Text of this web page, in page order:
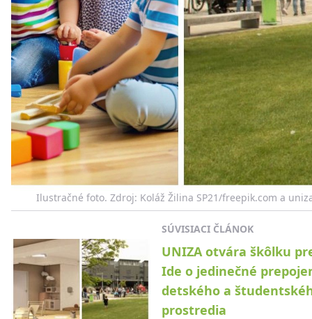
Ilustračné foto. Zdroj: Koláž Žilina SP21/freepik.com a
SÚVISIACI ČLÁNOK
UNIZA otvára škôlku
Ide o jedinečné
detského a
prostredia